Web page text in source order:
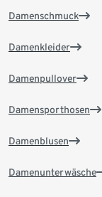
Damenschmuck
Damenkleider
Damenpullover
Damensporthosen
Damenblusen
Damenunterwäsche